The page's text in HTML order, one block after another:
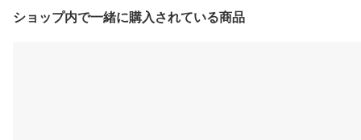
ショップ内で一緒に購入されている商品